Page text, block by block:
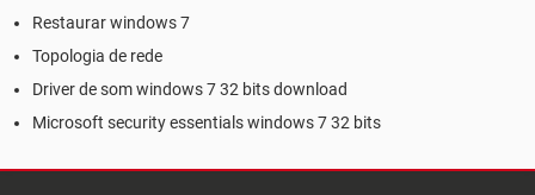
Restaurar windows 7
Topologia de rede
Driver de som windows 7 32 bits download
Microsoft security essentials windows 7 32 bits